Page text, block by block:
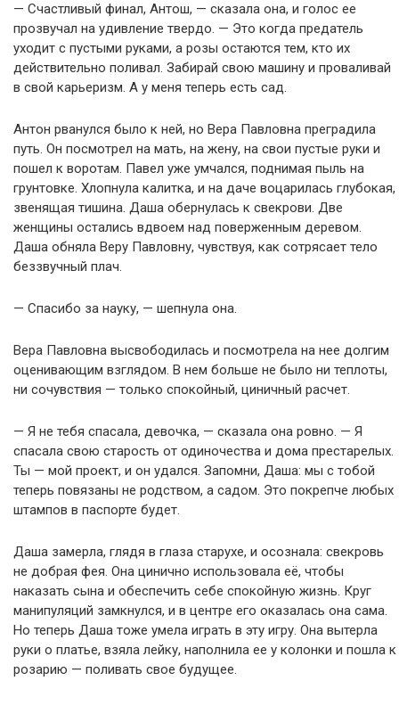
— Счастливый финал, Антош, — сказала она, и голос ее
прозвучал на удивление твердо. — Это когда предатель
уходит с пустыми руками, а розы остаются тем, кто их
действительно поливал. Забирай свою машину и проваливай
в свой карьеризм. А у меня теперь есть сад.
Антон рванулся было к ней, но Вера Павловна преградила
путь. Он посмотрел на мать, на жену, на свои пустые руки и
пошел к воротам. Павел уже умчался, поднимая пыль на
грунтовке. Хлопнула калитка, и на даче воцарилась глубокая,
звенящая тишина. Даша обернулась к свекрови. Две
женщины остались вдвоем над поверженным деревом.
Даша обняла Веру Павловну, чувствуя, как сотрясает тело
беззвучный плач.
— Спасибо за науку, — шепнула она.
Вера Павловна высвободилась и посмотрела на нее долгим
оценивающим взглядом. В нем больше не было ни теплоты,
ни сочувствия — только спокойный, циничный расчет.
— Я не тебя спасала, девочка, — сказала она ровно. — Я
спасала свою старость от одиночества и дома престарелых.
Ты — мой проект, и он удался. Запомни, Даша: мы с тобой
теперь повязаны не родством, а садом. Это покрепче любых
штампов в паспорте будет.
Даша замерла, глядя в глаза старухе, и осознала: свекровь
не добрая фея. Она цинично использовала её, чтобы
наказать сына и обеспечить себе спокойную жизнь. Круг
манипуляций замкнулся, и в центре его оказалась она сама.
Но теперь Даша тоже умела играть в эту игру. Она вытерла
руки о платье, взяла лейку, наполнила ее у колонки и пошла к
розарию — поливать свое будущее.